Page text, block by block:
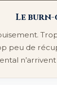
Le
peu de